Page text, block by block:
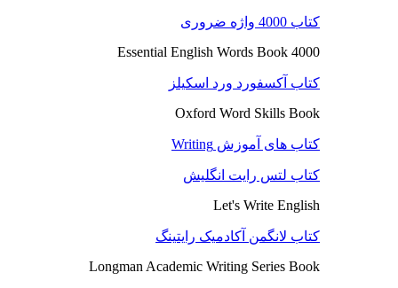
کتاب 4000 واژه ضروری
4000 Essential English Words Book
کتاب آکسفورد ورد اسکیلز
Oxford Word Skills Book
کتاب های آموزش Writing
کتاب لتس رایت انگلیش
Let's Write English
کتاب لانگمن آکادمیک رایتینگ
Longman Academic Writing Series Book